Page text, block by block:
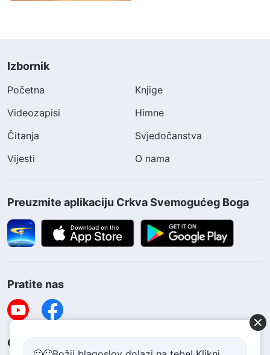
Izbornik
Početna
Knjige
Videozapisi
Himne
Čitanja
Svjedočanstva
Vijesti
O nama
Preuzmite aplikaciju Crkva Svemogućeg Boga
Pratite nas
Obratite nam se